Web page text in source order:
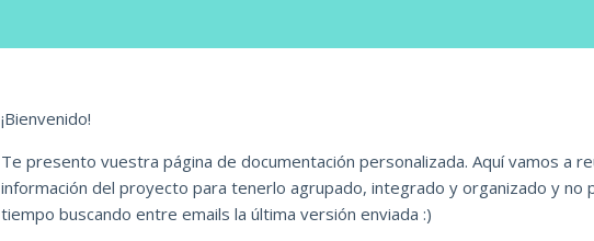
¡Bienvenido!
Te presento vuestra página de documentación personalizada. Aquí vamos a
información del proyecto para tenerlo agrupado, integrado y organizado y no
tiempo buscando entre emails la última versión enviada :)